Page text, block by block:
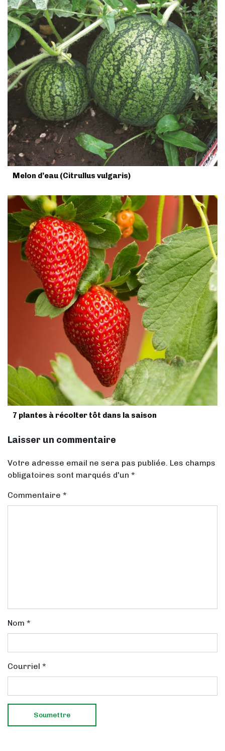
Melon d’eau (Citrullus vulgaris)
7 plantes à récolter tôt dans la saison
Laisser un commentaire
Votre adresse email ne sera pas publiée. Les champs
obligatoires sont marqués d'un *
Commentaire *
Nom *
Courriel *